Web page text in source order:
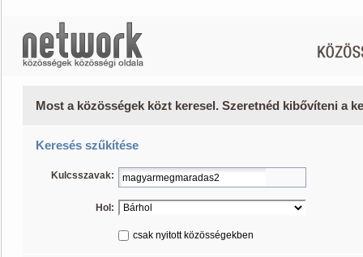
Most a közösségek közt keresel. Szeretnéd kibővíteni a
Keresés szűkítése
Kulcsszavak:
Hol:
csak nyitott közösségekben